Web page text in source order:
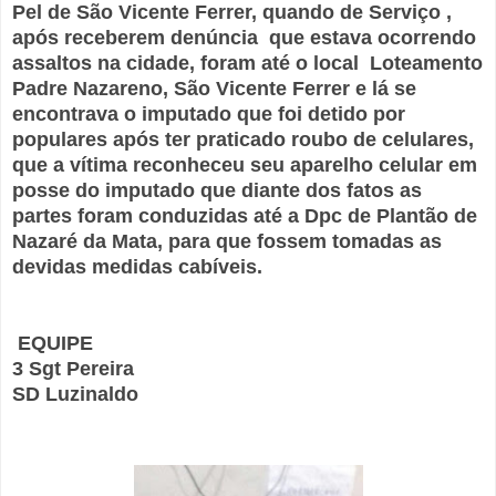
Pel de São Vicente Ferrer, quando de Serviço ,
após receberem denúncia que estava ocorrendo
assaltos na cidade, foram até o local Loteamento
Padre Nazareno, São Vicente Ferrer e lá se
encontrava o imputado que foi detido por
populares após ter praticado roubo de celulares,
que a vítima reconheceu seu aparelho celular em
posse do imputado que diante dos fatos as
partes foram conduzidas até a Dpc de Plantão de
Nazaré da Mata, para que fossem tomadas as
devidas medidas cabíveis.
EQUIPE
3 Sgt Pereira
SD Luzinaldo